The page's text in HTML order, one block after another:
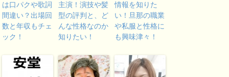
は口パクや歌詞
間違い？出場回
数と年収もチェ
ック！
主演！演技や髪
型の評判と、ど
んな性格なのか
知りたい！
情報を知りた
い！旦那の職業
や私服と性格に
も興味津々！